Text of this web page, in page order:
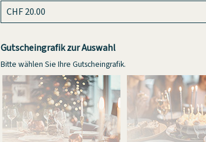
Gutscheingrafik zur Auswahl
Bitte wählen Sie Ihre Gutscheingrafik.